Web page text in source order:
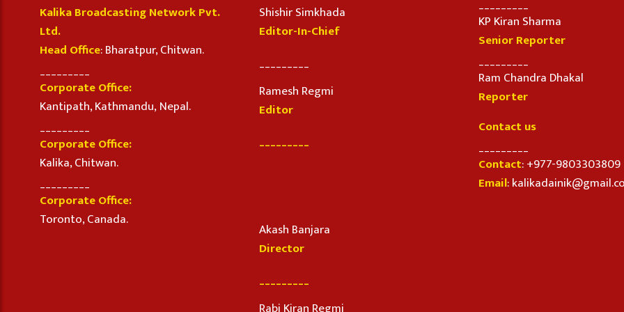
Kalika Broadcasting Network Pvt.
Ltd.
Head Office: Bharatpur, Chitwan.
Corporate Office:
Kantipath, Kathmandu, Nepal.
Corporate Office:
Kalika, Chitwan.
Corporate Office:
Toronto, Canada.
Shishir Simkhada
Editor-In-Chief
Ramesh Regmi
Editor
_________
Akash Banjara
Director
_________
KP Kiran Sharma
Senior Reporter
Ram Chandra Dhakal
Reporter
Contact us
Contact: +977-9803303809
Email: